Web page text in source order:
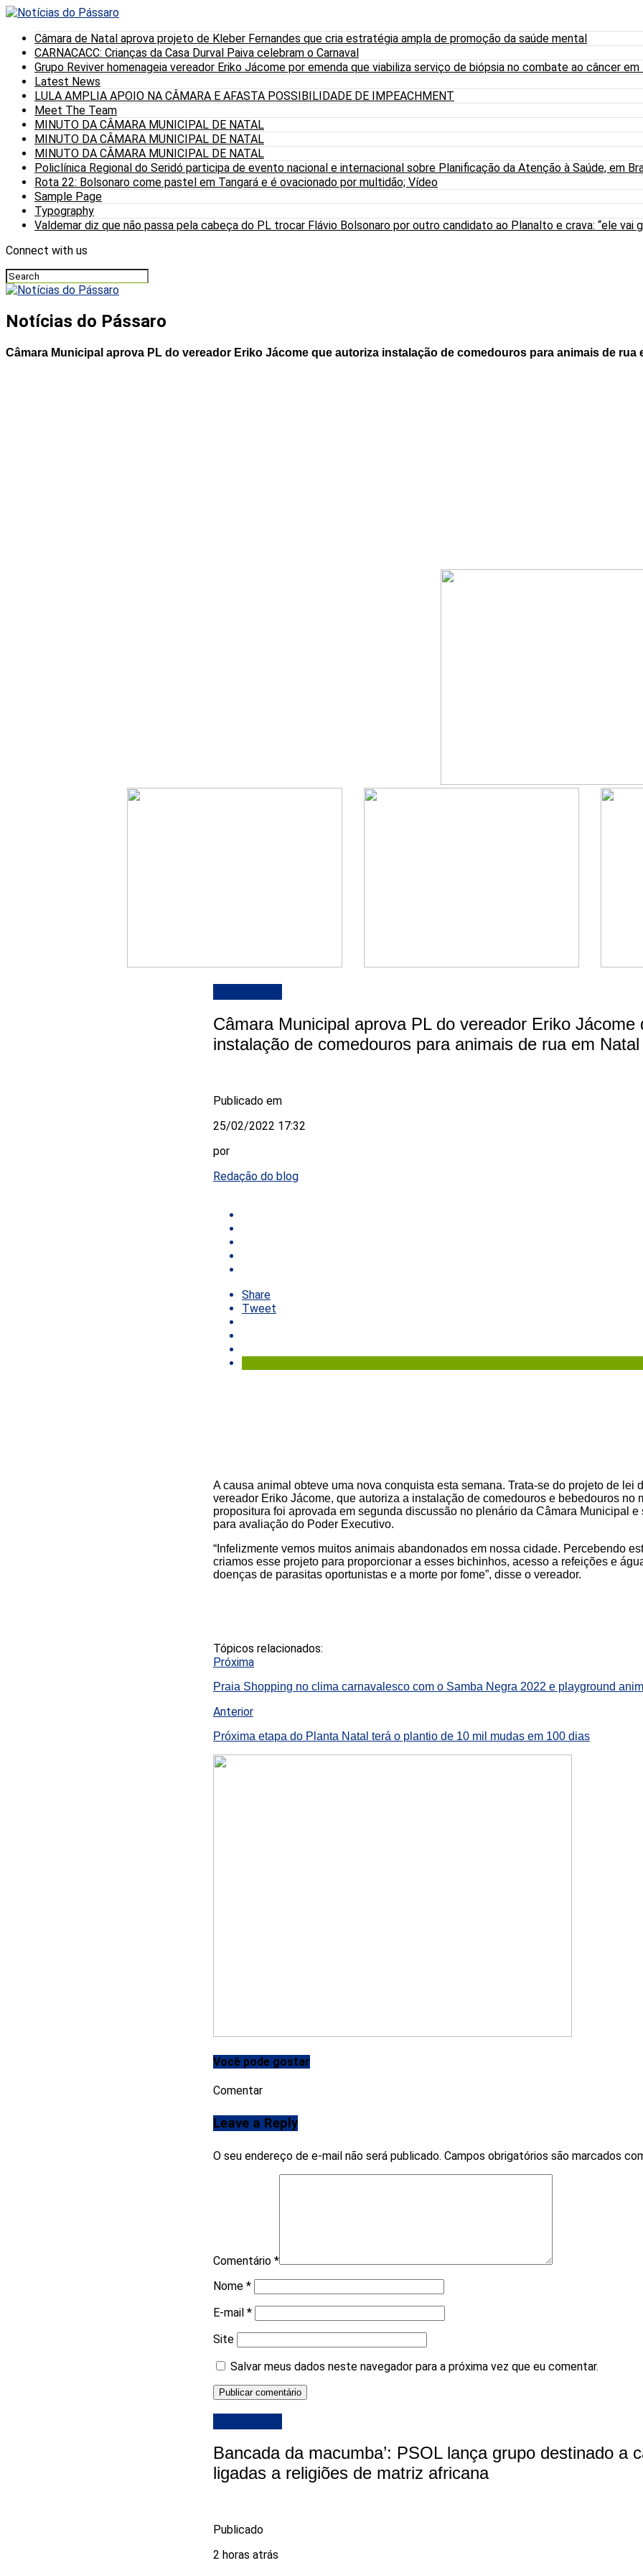
Câmara de Natal aprova projeto de Kleber Fernandes que cria estratégia ampla de promoção da saúde mental
CARNACACC: Crianças da Casa Durval Paiva celebram o Carnaval
Grupo Reviver homenageia vereador Eriko Jácome por emenda que viabiliza serviço de biópsia no combate ao câncer
Latest News
LULA AMPLIA APOIO NA CÂMARA E AFASTA POSSIBILIDADE DE IMPEACHMENT
Meet The Team
MINUTO DA CÂMARA MUNICIPAL DE NATAL
MINUTO DA CÂMARA MUNICIPAL DE NATAL
MINUTO DA CÂMARA MUNICIPAL DE NATAL
Policlínica Regional do Seridó participa de evento nacional e internacional sobre Planificação da Atenção à Saúde, em
Rota 22: Bolsonaro come pastel em Tangará e é ovacionado por multidão; Vídeo
Sample Page
Typography
Valdemar diz que não passa pela cabeça do PL trocar Flávio Bolsonaro por outro candidato ao Planalto e crava: “ele vai
Connect with us
Notícias do Pássaro
Câmara Municipal aprova PL do vereador Eriko Jácome que autoriza instalação de comedouros para animais de rua
Câmara Municipal aprova PL do vereador Eriko Jácome
instalação de comedouros para animais de rua em Natal
Publicado em
25/02/2022 17:32
por
Redação do blog
Share
Tweet
A causa animal obteve uma nova conquista esta semana. Trata-se do projeto de lei
vereador Eriko Jácome, que autoriza a instalação de comedouros e bebedouros no
propositura foi aprovada em segunda discussão no plenário da Câmara Municipal e
para avaliação do Poder Executivo.
“Infelizmente vemos muitos animais abandonados em nossa cidade. Percebendo
criamos esse projeto para proporcionar a esses bichinhos, acesso a refeições e
doenças de parasitas oportunistas e a morte por fome”, disse o vereador.
Tópicos relacionados:
Próxima
Praia Shopping no clima carnavalesco com o Samba Negra 2022 e playground
Anterior
Próxima etapa do Planta Natal terá o plantio de 10 mil mudas em 100 dias
Você pode gostar
Comentar
Leave a Reply
O seu endereço de e-mail não será publicado. Campos obrigatórios são marcados
Comentário *
Nome *
E-mail *
Site
Salvar meus dados neste navegador para a próxima vez que eu comentar.
Bancada da macumba’: PSOL lança grupo destinado a
ligadas a religiões de matriz africana
Publicado
2 horas atrás